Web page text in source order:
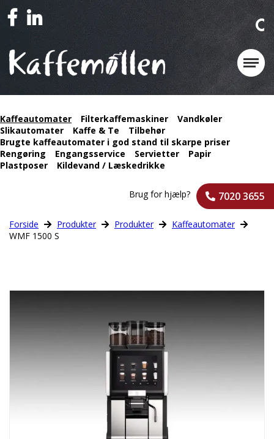
Kaffeautomater Filterkaffemaskiner
Vandkøler
Slikautomater
Kaffe & Te
Tilbehør
Brugte kaffeautomater i god stand til skarpe priser
Rengøring
Engangsservice Servietter
Papir
Plastposer
Kildevand / Læskedrikke
Brug for hjælp? 7020 3655
Forside Produkter Produkter
Kaffeautomater
WMF 1500 S